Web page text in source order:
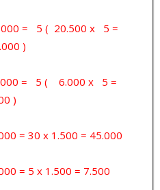
= 5 ( 20.500 x 5 =
)
= 5 ( 6.000 x 5 =
)
30 x 1.500 = 45.000
5 x 1.500 = 7.500